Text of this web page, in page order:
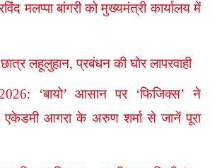
मलप्पा बांगरी को मुख्यमंत्री कार्यालय में
लहूलुहान, प्रबंधन की घोर लापरवाही
‘बायो’ आसान पर ‘फिजिक्स’ ने
एकेडमी आगरा के अरुण शर्मा से जानें पूरा